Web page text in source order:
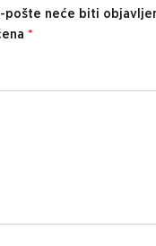
pošte neće biti
*